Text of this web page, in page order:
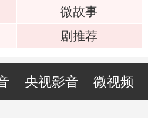
微故事
剧推荐
央视影音 微视频